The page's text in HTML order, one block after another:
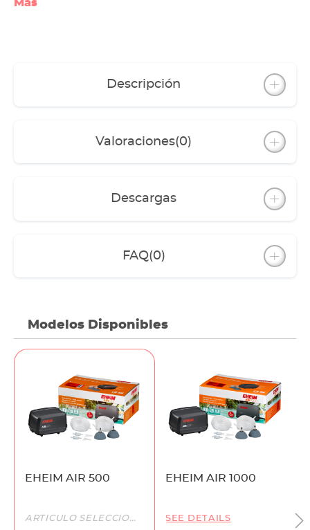
Más
Descripción
Valoraciones(0)
Descargas
FAQ(0)
Modelos Disponibles
EHEIM AIR 500 EHEIM AIR 1000
ARTÍCULO SELECCIONADO SEE DETAILS